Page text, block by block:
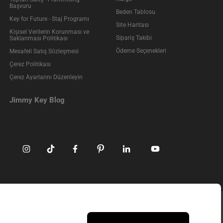
Başvuru
Key for Future - Staj Programı
Kişisel Verilerin Korunması ve
Saklanması Politikası
Mesafeli Satış Sözleşmesi
Çerez Politikası
Çerez Ayarlarını Düzenleyin
Jimmy Key Blog
Beden Tablosu
Site Haritası
Sipariş Takibi
Ödeme Seçenekleri